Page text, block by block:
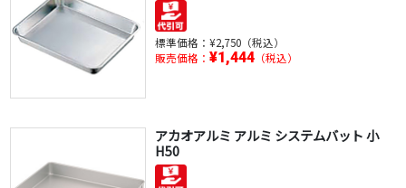
標準価格： ¥2,750（税込）
販売価格： ¥1,444（税込）
アカオアルミ アルミ システムバット 小
H50